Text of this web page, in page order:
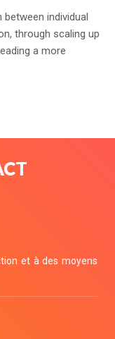
individual
through scaling up
a more
et à des moyens